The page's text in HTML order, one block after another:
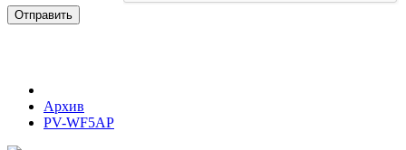
Отправить
Архив
PV-WF5AP